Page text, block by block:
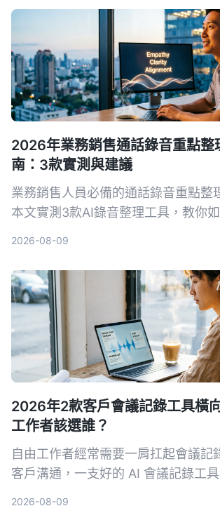
2026年業務銷售通話錄音重點整
南：3款實測與建議
業務銷售人員必備的通話錄音重點整
本文實測3款AI錄音整理工具，教你
2026-08-09
2026年2款客戶會議記錄工具橫
工作者該選誰？
自由工作者經常需要一肩扛起會議記
客戶溝通，一支好的 AI 會議記錄工
2026-08-09